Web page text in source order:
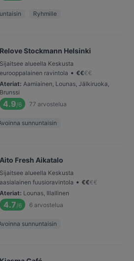
Ryhmille
Relove Stockmann Helsinki
Sijaitsee alueella Keskusta
eurooppalainen ravintola • €€€€
Ateriat: Aamiainen, Lounas, Jälkiruoka,
Brunssi
4.9/6 77 arvostelua
sunnuntaisin
Aito Fresh Aikatalo
Sijaitsee alueella Keskusta
aasialainen fuusioravintola • €€€€
Ateriat: Lounas, Illallinen
4.7/6 6 arvostelua
sunnuntaisin